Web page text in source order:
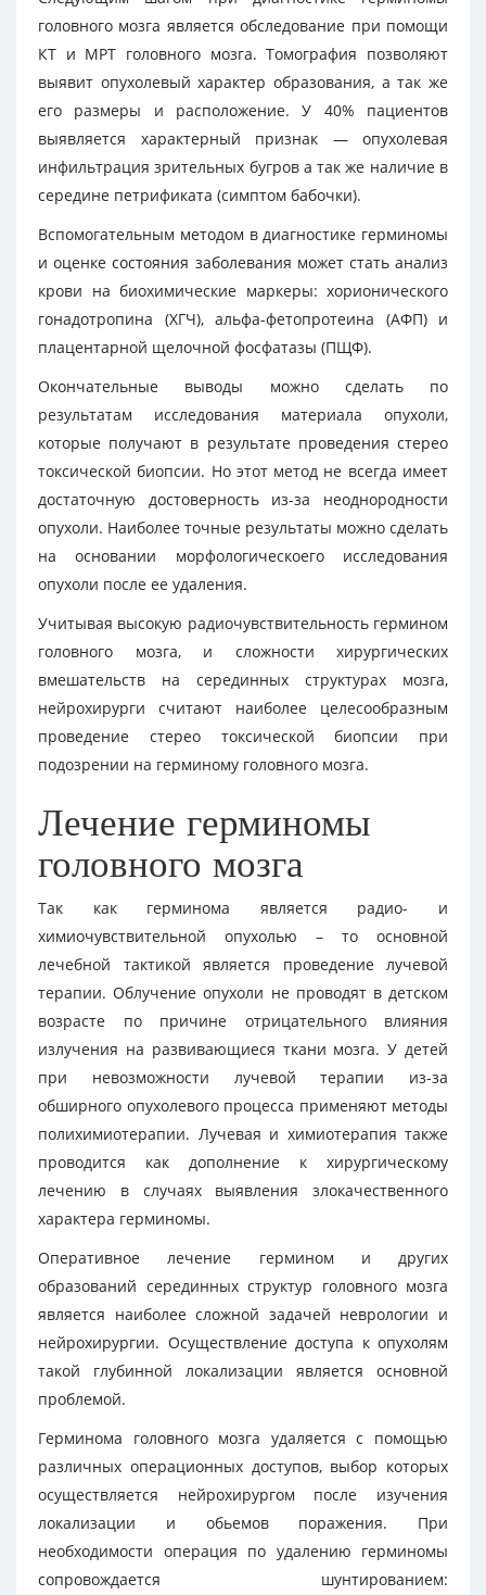
головного мозга является обследование при помощи
КТ и МРТ головного мозга. Томография позволяют
выявит опухолевый характер образования, а так же
его размеры и расположение. У 40% пациентов
выявляется характерный признак — опухолевая
инфильтрация зрительных бугров а так же наличие в
середине петрификата (симптом бабочки).
Вспомогательным методом в диагностике герминомы
и оценке состояния заболевания может стать анализ
крови на биохимические маркеры: хорионического
гонадотропина (ХГЧ), альфа-фетопротеина (АФП) и
плацентарной щелочной фосфатазы (ПЩФ).
Окончательные выводы можно сделать по
результатам исследования материала опухоли,
которые получают в результате проведения стерео
токсической биопсии. Но этот метод не всегда имеет
достаточную достоверность из-за неоднородности
опухоли. Наиболее точные результаты можно сделать
на основании морфологическоего исследования
опухоли после ее удаления.
Учитывая высокую радиочувствительность гермином
головного мозга, и сложности хирургических
вмешательств на серединных структурах мозга,
нейрохирурги считают наиболее целесообразным
проведение стерео токсической биопсии при
подозрении на герминому головного мозга.
Лечение герминомы
головного мозга
Так как герминома является радио- и
химиочувствительной опухолью – то основной
лечебной тактикой является проведение лучевой
терапии. Облучение опухоли не проводят в детском
возрасте по причине отрицательного влияния
излучения на развивающиеся ткани мозга. У детей
при невозможности лучевой терапии из-за
обширного опухолевого процесса применяют методы
полихимиотерапии. Лучевая и химиотерапия также
проводится как дополнение к хирургическому
лечению в случаях выявления злокачественного
характера герминомы.
Оперативное лечение гермином и других
образований серединных структур головного мозга
является наиболее сложной задачей неврологии и
нейрохирургии. Осуществление доступа к опухолям
такой глубинной локализации является основной
проблемой.
Герминома головного мозга удаляется с помощью
различных операционных доступов, выбор которых
осуществляется нейрохирургом после изучения
локализации и обьемов поражения. При
необходимости операция по удалению герминомы
сопровождается шунтированием: